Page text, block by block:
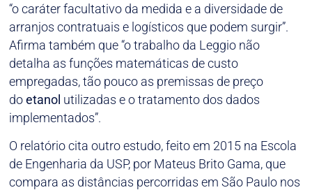
“o caráter facultativo da medida e a diversidade de
arranjos contratuais e logísticos que podem surgir”.
Afirma também que “o trabalho da Leggio não
detalha as funções matemáticas de custo
empregadas, tão pouco as premissas de preço
doetanol utilizadas e o tratamento dos dados
implementados”.
O relatório cita outro estudo, feito em 2015 na Escola
de Engenharia da USP, por Mateus Brito Gama, que
compara as distâncias percorridas em São Paulo nos